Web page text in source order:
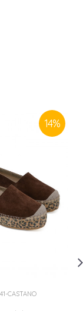
14%
CASTANO